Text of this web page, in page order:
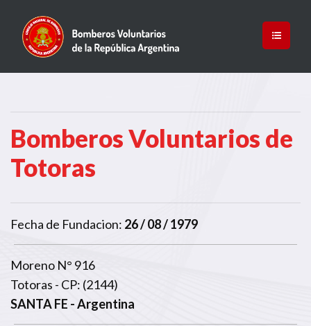
Bomberos Voluntarios de
Totoras
Fecha de Fundacion: 26 / 08 / 1979
Moreno N° 916
Totoras - CP: (2144)
SANTA FE - Argentina